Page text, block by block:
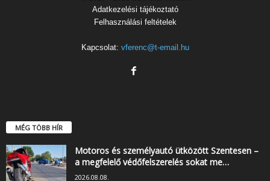
Adatkezelési tájékoztató
Felhasználási feltételek
Kapcsolat: vferenc@t-email.hu
MÉG TÖBB HÍR
Motoros és személyautó ütközött Szentesen –
a megfelelő védőfelszerelés sokat me…
2026.08.08.